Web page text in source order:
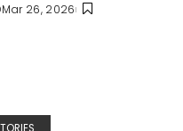
Mar 26, 2026